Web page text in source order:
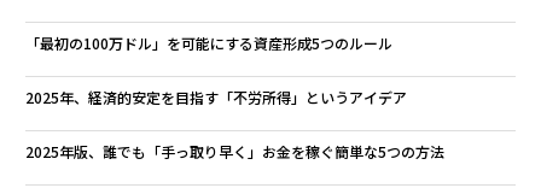
「最初の100万ドル」を可能にする資産形成5つのルール
2025年、経済的安定を目指す「不労所得」というアイデア
2025年版、誰でも「手っ取り早く」お金を稼ぐ簡単な5つの方法